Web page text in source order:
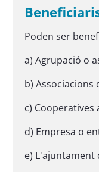
Poden ser
a) Agrupació o
b)
c)
d) Empresa o
e) L'ajuntament